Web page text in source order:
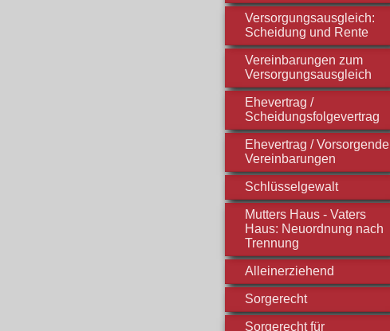
Versorgungsausgleich:
Scheidung und Rente
Vereinbarungen zum
Versorgungsausgleich
Ehevertrag /
Scheidungsfolgevertrag
Ehevertrag / Vorsorgende
Vereinbarungen
Schlüsselgewalt
Mutters Haus - Vaters
Haus: Neuordnung nach
Trennung
Alleinerziehend
Sorgerecht
Sorgerecht für